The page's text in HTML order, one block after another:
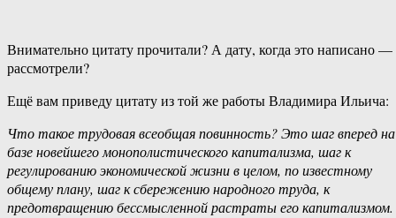
Внимательно цитату прочитали? А дату, когда это написано —
рассмотрели?
Ещё вам приведу цитату из той же работы Владимира Ильича:
Что такое трудовая всеобщая повинность? Это шаг вперед на
базе новейшего монополистического капитализма, шаг к
регулированию экономической жизни в целом, по известному
общему плану, шаг к сбережению народного труда, к
предотвращению бессмысленной растраты его капитализмом.